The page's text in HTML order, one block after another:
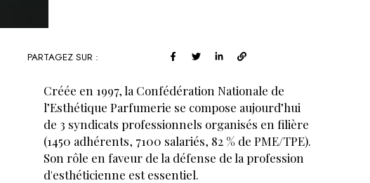
PARTAGEZ SUR :
Créée en 1997, la Confédération Nationale de
l’Esthétique Parfumerie se compose aujourd’hui
de 3 syndicats professionnels organisés en filière
(1450 adhérents, 7100 salariés, 82 % de PME/TPE).
Son rôle en faveur de la défense de la profession
d'esthéticienne est essentiel.